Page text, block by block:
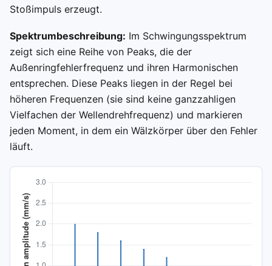
Stoßimpuls erzeugt.
Spektrumbeschreibung: Im Schwingungsspektrum
zeigt sich eine Reihe von Peaks, die der
Außenringfehlerfrequenz und ihren Harmonischen
entsprechen. Diese Peaks liegen in der Regel bei
höheren Frequenzen (sie sind keine ganzzahligen
Vielfachen der Wellendrehfrequenz) und markieren
jeden Moment, in dem ein Wälzkörper über den Fehler
läuft.